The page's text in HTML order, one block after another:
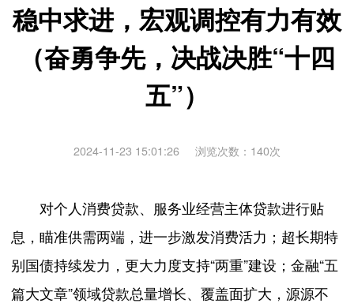
稳中求进，宏观调控有力有效
（奋勇争先，决战决胜“十四
五”）
2024-11-23 15:01:26 浏览次数： 140次
对个人消费贷款、服务业经营主体贷款进行贴
息，瞄准供需两端，进一步激发消费活力；超长期特
别国债持续发力，更大力度支持“两重”建设；金融“五
篇大文章”领域贷款总量增长、覆盖面扩大，源源不